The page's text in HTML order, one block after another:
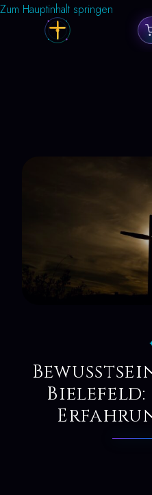
Zum Hauptinhalt springen
Bielefeld: